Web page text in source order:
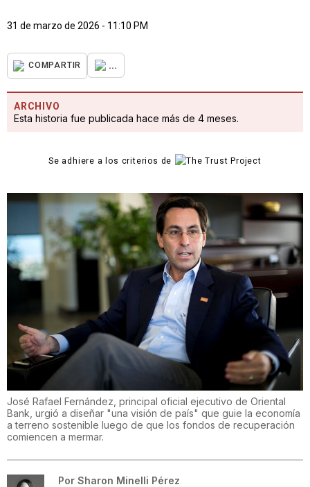
31 de marzo de 2026 - 11:10 PM
COMPARTIR ...
ARCHIVO
Esta historia fue publicada hace más de 4 meses.
Se adhiere a los criterios de
José Rafael Fernández, principal oficial ejecutivo de Oriental
Bank, urgió a diseñar "una visión de país" que guie la economía
a terreno sostenible luego de que los fondos de recuperación
comiencen a mermar.
Por Sharon Minelli Pérez